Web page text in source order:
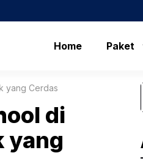
Home Paket
yang Cerdas
di
yang